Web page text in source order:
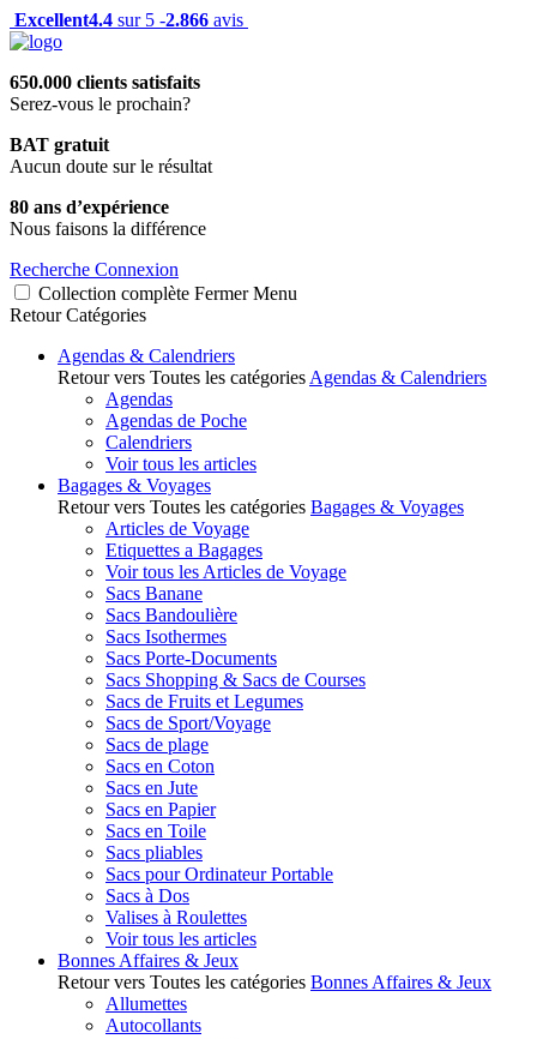
Excellent4.4 sur 5 -2.866 avis
650.000 clients satisfaits
Serez-vous le prochain?
BAT gratuit
Aucun doute sur le résultat
80 ans d’expérience
Nous faisons la différence
Recherche Connexion
Collection complète Fermer Menu
Retour Catégories
Agendas & Calendriers
Retour vers Toutes les catégories Agendas & Calendriers
Agendas
Agendas de Poche
Calendriers
Voir tous les articles
Bagages & Voyages
Retour vers Toutes les catégories Bagages & Voyages
Articles de Voyage
Etiquettes a Bagages
Voir tous les Articles de Voyage
Sacs Banane
Sacs Bandoulière
Sacs Isothermes
Sacs Porte-Documents
Sacs Shopping & Sacs de Courses
Sacs de Fruits et Legumes
Sacs de Sport/Voyage
Sacs de plage
Sacs en Coton
Sacs en Jute
Sacs en Papier
Sacs en Toile
Sacs pliables
Sacs pour Ordinateur Portable
Sacs à Dos
Valises à Roulettes
Voir tous les articles
Bonnes Affaires & Jeux
Retour vers Toutes les catégories Bonnes Affaires & Jeux
Allumettes
Autocollants